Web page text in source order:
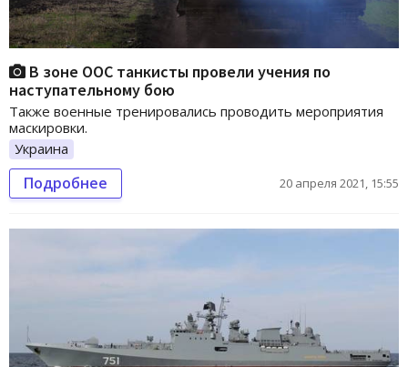
В зоне ООС танкисты провели учения по
наступательному бою
Также военные тренировались проводить мероприятия
маскировки.
Украина
Подробнее 20 апреля 2021, 15:55